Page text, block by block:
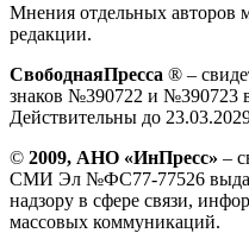
Мнения отдельных авторов
редакции.
СвободнаяПресса ® –
знаков №390722 и №390723
Действительны до
© 2009, АНО «ИнПресс» –
СМИ Эл №ФС77-77526
надзору в сфере связи,
массовых коммуникаций.